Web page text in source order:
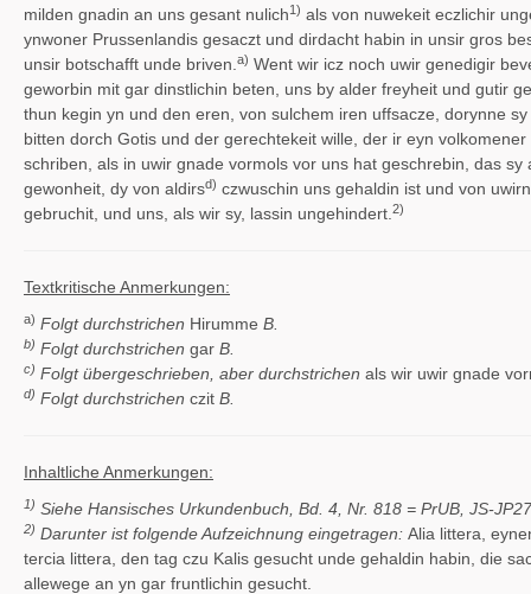
milden gnadin an uns gesant nulich1) als von nuwekeit eczlichir
ynwoner Prussenlandis gesaczt und dirdacht habin in unsir gros
unsir botschafft unde briven. a) Went wir icz noch uwir genedigir
geworbin mit gar dinstlichin beten, uns by alder freyheit und gutir
thun kegin yn und den eren, von sulchem iren uffsacze, dorynne
bitten dorch Gotis und der gerechtekeit wille, der ir eyn
schriben, als in uwir gnade vormols vor uns hat geschrebin, das
gewonheit, dy von aldirsd) czwuschin uns gehaldin ist und von
gebruchit, und uns, als wir sy, lassin ungehindert. 2)
Textkritische Anmerkungen:
a) Folgt durchstrichen Hirumme B.
b) Folgt durchstrichen gar B.
c) Folgt übergeschrieben, aber durchstrichen als wir uwir gnade
d) Folgt durchstrichen czit B.
Inhaltliche Anmerkungen:
1) Siehe Hansisches Urkundenbuch, Bd. 4, Nr. 818 = PrUB, JS-JP27
2) Darunter ist folgende Aufzeichnung eingetragen: Alia littera,
tercia littera, den tag czu Kalis gesucht unde gehaldin habin, die
allewege an yn gar fruntlichin gesucht.